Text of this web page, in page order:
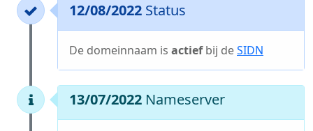
12/08/2022 Status
De domeinnaam is actiefbij deSIDN
13/07/2022 Nameserver